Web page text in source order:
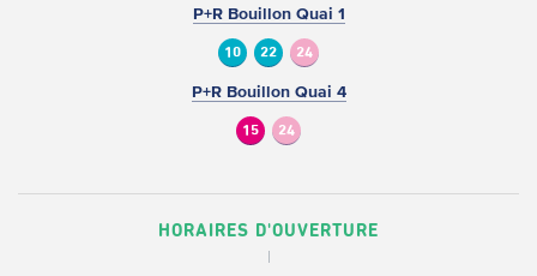
P+R Bouillon Quai 1
10 22 24
P+R Bouillon Quai 4
15 24
HORAIRES D'OUVERTURE